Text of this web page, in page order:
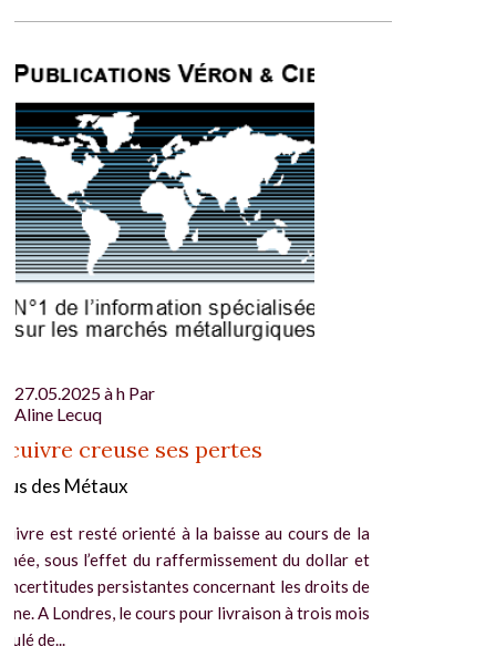
27.05.2025 à h Par
Aline Lecuq
cuivre creuse ses pertes
des Métaux
est resté orienté à la baisse au cours de la
sous l’effet du raffermissement du dollar et
incertitudes persistantes concernant les droits de
A Londres, le cours pour livraison à trois mois
de...